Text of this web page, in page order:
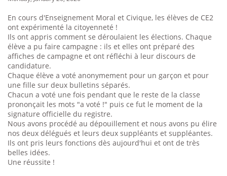
En cours d'Enseignement Moral et Civique, les élèves de CE2
ont expérimenté la citoyenneté !
Ils ont appris comment se déroulaient les élections. Chaque
élève a pu faire campagne : ils et elles ont préparé des
affiches de campagne et ont réfléchi à leur discours de
candidature.
Chaque élève a voté anonymement pour un garçon et pour
une fille sur deux bulletins séparés.
Chacun a voté une fois pendant que le reste de la classe
prononçait les mots "a voté !" puis ce fut le moment de la
signature officielle du registre.
Nous avons procédé au dépouillement et nous avons pu élire
nos deux délégués et leurs deux suppléants et suppléantes.
Ils ont pris leurs fonctions dès aujourd'hui et ont de très
belles idées.
Une réussite !